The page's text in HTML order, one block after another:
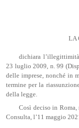
LA
dichiara
23 luglio 2009, n. 99
delle imprese, nonché in
termine per la
della legge.
Così deciso in
Consulta, l’11 maggio